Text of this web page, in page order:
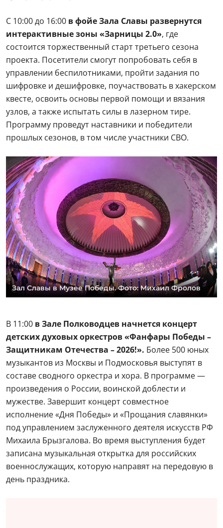
С 10:00 до 16:00 в фойе Зала Славы развернутся
интерактивные зоны «Зарницы 2.0», где
состоится торжественный старт третьего сезона
проекта. Посетители смогут попробовать себя в
управлении беспилотниками, пройти задания по
шифровке и дешифровке, поучаствовать в хакерском
квесте, освоить основы первой помощи и вязания
узлов, а также испытать силы в лазерном тире.
Программу проведут наставники и победители
прошлых сезонов, в том числе участники СВО.
Зал Славы в Музее Победы. Фото: Михаил Фролов
В 11:00 в Зале Полководцев начнется концерт
детских духовых оркестров «Фанфары Победы –
Защитникам Отечества – 2026!». Более 500 юных
музыкантов из Москвы и Подмосковья выступят в
составе сводного оркестра и хора. В программе —
произведения о России, воинской доблести и
мужестве. Завершит концерт совместное
исполнение «Дня Победы» и «Прощания славянки»
под управлением заслуженного деятеля искусств РФ
Михаила Брызгалова. Во время выступления будет
записана музыкальная открытка для российских
военнослужащих, которую направят на передовую в
день праздника.